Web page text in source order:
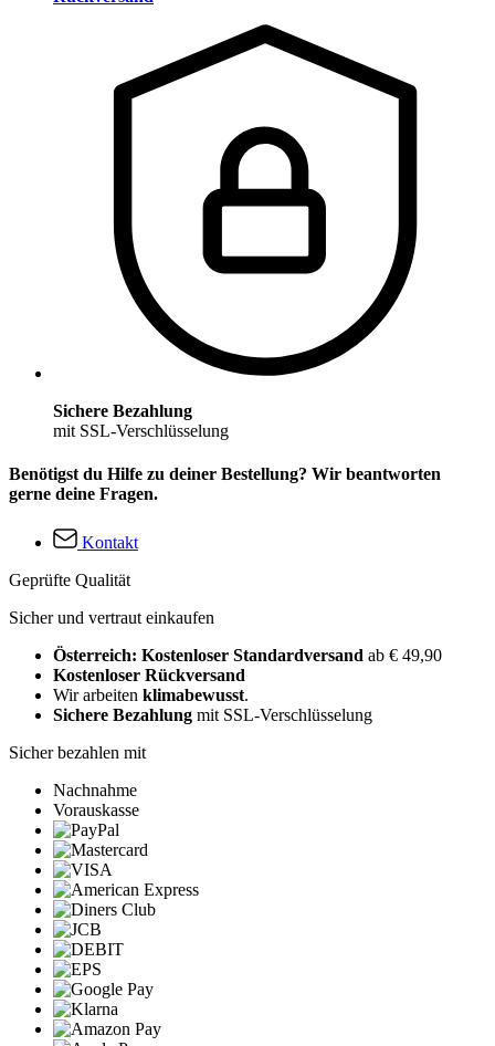
Sichere Bezahlung
mit SSL-Verschlüsselung
Benötigst du Hilfe zu deiner Bestellung? Wir beantworten
gerne deine Fragen.
Kontakt
Geprüfte Qualität
Sicher und vertraut einkaufen
Österreich: Kostenloser Standardversand ab € 49,90
Kostenloser Rückversand
Wir arbeiten klimabewusst.
Sichere Bezahlung mit SSL-Verschlüsselung
Sicher bezahlen mit
Nachnahme
Vorauskasse